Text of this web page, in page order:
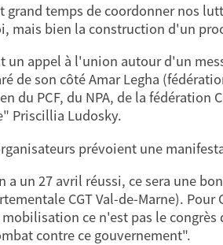
grand temps de coordonner nos
mais bien la construction d'un
un appel à l'union autour d'un
de son côté Amar Legha
du PCF, du NPA, de la fédération
Priscillia Ludosky.
prévoient une
a un 27 avril réussi, ce sera une
CGT Val-de-Marne).
ce n'est pas le
contre ce gouvernement".